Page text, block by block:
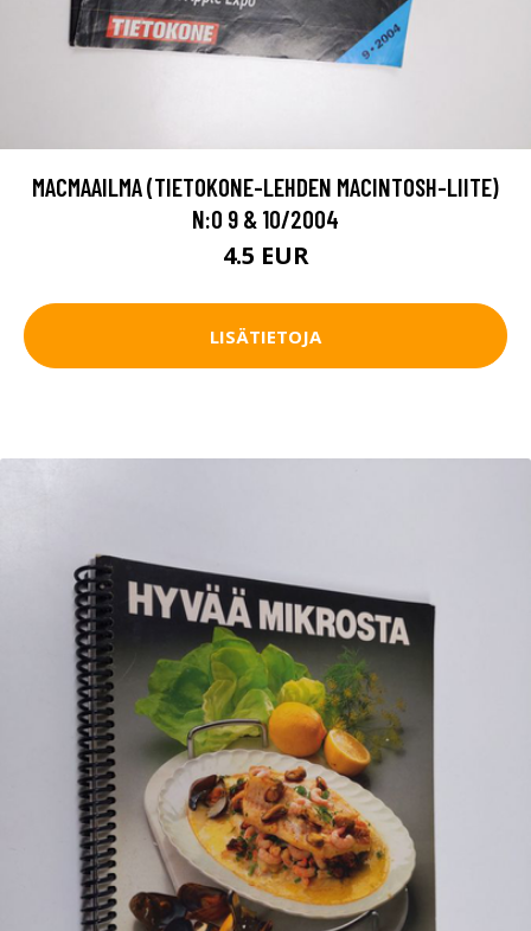
MACMAAILMA (TIETOKONE-LEHDEN MACINTOSH-LIITE)
N:O 9 & 10/2004
4.5 EUR
LISÄTIETOJA